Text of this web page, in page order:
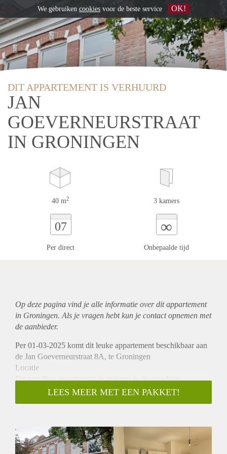
DIT APPARTEMENT IS VERHUURD
JAN
GOEVERNEURSTRAAT
IN GRONINGEN
40 m2 3 kamers
07
Per direct
∞
Onbepaalde tijd
Op deze pagina vind je alle informatie over ditappartement
in Groningen. Als je vragen hebt kun je contact opnemen met
de aanbieder.
Per 01-03-2025 komt dit leuke appartement beschikbaar aan
de Jan Goeverneurstraat 8A, te Groningen
Locatie
Dit gezellige appartement is gelegen in de populaire
Oosterpoortbuurt, één van de meest gewilde wijken van
Groningen. Restaurants, cafés en supermarkten bevinden
en makkelijk bereikbaar, waardoor je snel de stad of andere
regio’s kunt bereiken.
LEES MEER MET EEN PAKKET!
We gebruiken cookies voor de beste service OK!